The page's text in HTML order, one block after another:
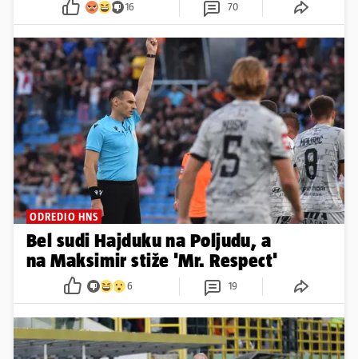
16 70
ODREDIO HNS
Bel sudi Hajduku na Poljudu, a
na Maksimir stiže 'Mr. Respect'
6 19